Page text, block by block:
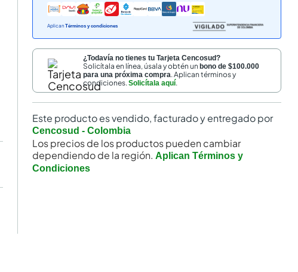
Aplican Términos y condiciones
¿Todavía no tienes tu Tarjeta Cencosud?
Solicítala en línea, úsala y obtén unbono de $100.000
para una próxima compra. Aplican términos y
condiciones.Solicítala aquí.
Este producto es vendido, facturado y entregado por
Cencosud - Colombia
Los precios de los productos pueden cambiar
dependiendo de la región. Aplican Términos y
Condiciones